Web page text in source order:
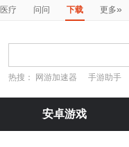
医疗 问问 下载 更多»
热搜： 网游加速器 手游助手
安卓游戏